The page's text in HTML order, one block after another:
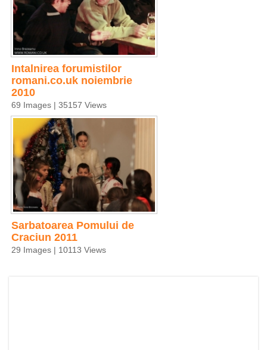
Intalnirea forumistilor
romani.co.uk noiembrie
2010
69 Images | 35157 Views
Sarbatoarea Pomului de
Craciun 2011
29 Images | 10113 Views